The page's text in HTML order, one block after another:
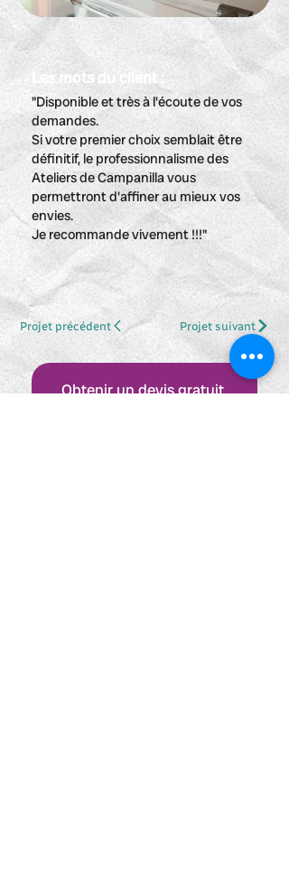
Les mots du client :
"Disponible et très à l'écoute de vos
demandes.
Si votre premier choix semblait être
définitif, le professionnalisme des
Ateliers de Campanilla vous
permettront d'affiner au mieux vos
envies.
Je recommande vivement !!!"
Projet précédent Projet suivant
Obtenir un devis gratuit